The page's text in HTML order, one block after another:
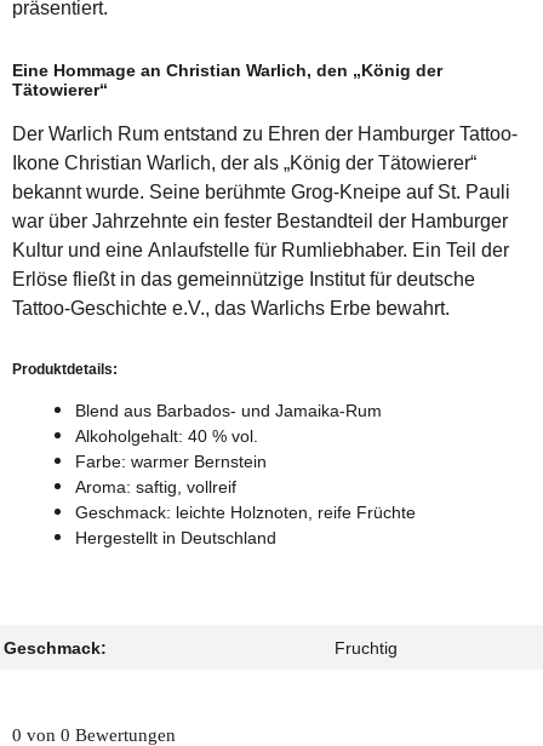
präsentiert.
Eine Hommage an Christian Warlich, den „König der
Tätowierer“
Der Warlich Rum entstand zu Ehren der Hamburger Tattoo-
Ikone Christian Warlich, der als „König der Tätowierer“
bekannt wurde. Seine berühmte Grog-Kneipe auf St. Pauli
war über Jahrzehnte ein fester Bestandteil der Hamburger
Kultur und eine Anlaufstelle für Rumliebhaber. Ein Teil der
Erlöse fließt in das gemeinnützige Institut für deutsche
Tattoo-Geschichte e.V., das Warlichs Erbe bewahrt.
Produktdetails:
Blend aus Barbados- und Jamaika-Rum
Alkoholgehalt: 40 % vol.
Farbe: warmer Bernstein
Aroma: saftig, vollreif
Geschmack: leichte Holznoten, reife Früchte
Hergestellt in Deutschland
Geschmack: Fruchtig
0 von 0 Bewertungen